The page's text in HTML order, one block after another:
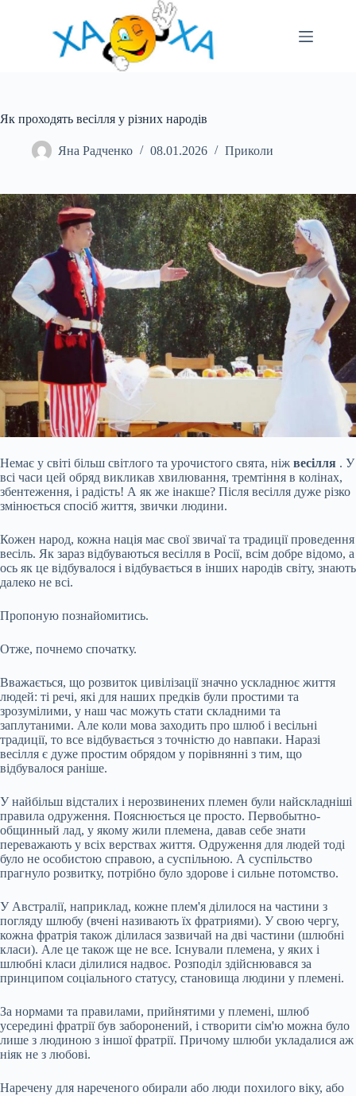
Як проходять весілля у різних народів
Яна Радченко 08.01.2026 Приколи
Немає у світі більш світлого та урочистого свята, ніж весілля . У
всі часи цей обряд викликав хвилювання, тремтіння в колінах,
збентеження, і радість! А як же інакше? Після весілля дуже різко
змінюється спосіб життя, звички людини.
Кожен народ, кожна нація має свої звичаї та традиції проведення
весіль. Як зараз відбуваються весілля в Росії, всім добре відомо, а
ось як це відбувалося і відбувається в інших народів світу, знають
далеко не всі.
Пропоную познайомитись.
Отже, почнемо спочатку.
Вважається, що розвиток цивілізації значно ускладнює життя
людей: ті речі, які для наших предків були простими та
зрозумілими, у наш час можуть стати складними та
заплутаними. Але коли мова заходить про шлюб і весільні
традиції, то все відбувається з точністю до навпаки. Наразі
весілля є дуже простим обрядом у порівнянні з тим, що
відбувалося раніше.
У найбільш відсталих і нерозвинених племен були найскладніші
правила одруження. Пояснюється це просто. Первобытно-
общинный лад, у якому жили племена, давав себе знати
переважають у всіх верствах життя. Одруження для людей тоді
було не особистою справою, а суспільною. А суспільство
прагнуло розвитку, потрібно було здорове і сильне потомство.
У Австралії, наприклад, кожне плем'я ділилося на частини з
погляду шлюбу (вчені називають їх фратриями). У свою чергу,
кожна фратрія також ділилася зазвичай на дві частини (шлюбні
класи). Але це також ще не все. Існували племена, у яких і
шлюбні класи ділилися надвоє. Розподіл здійснювався за
принципом соціального статусу, становища людини у племені.
За нормами та правилами, прийнятими у племені, шлюб
усередині фратрії був заборонений, і створити сім'ю можна було
лише з людиною з іншої фратрії. Причому шлюби укладалися аж
ніяк не з любові.
Наречену для нареченого обирали або люди похилого віку, або